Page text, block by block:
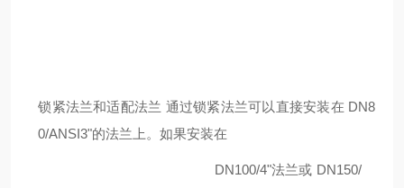
锁紧法兰和适配法兰 通过锁紧法兰可以直接安装在 DN8
0/ANSI3"的法兰上。如果安装在
DN100/4"法兰或 DN150/